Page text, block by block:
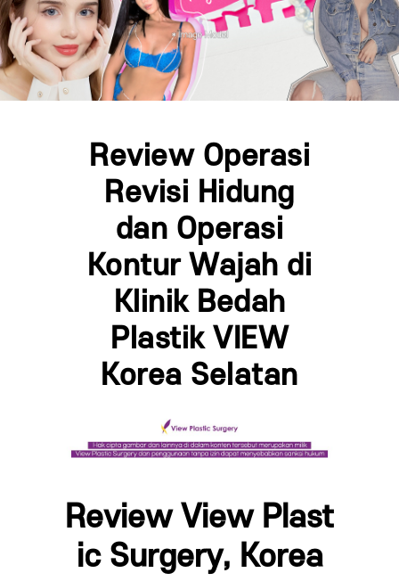
Review Operasi
Revisi Hidung
dan Operasi
Kontur Wajah di
Klinik Bedah
Plastik VIEW
Korea Selatan
Review View Plast
ic Surgery, Korea